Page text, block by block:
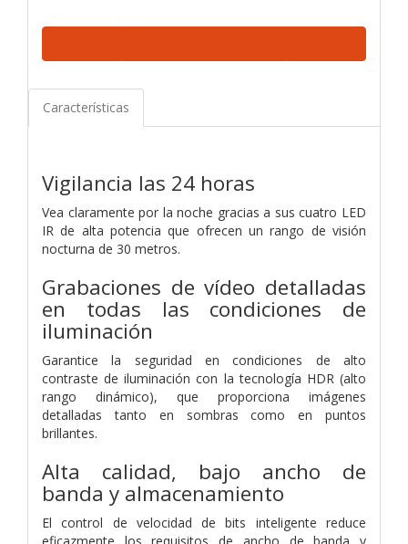
Características
Vigilancia las 24 horas
Vea claramente por la noche gracias a sus cuatro LED
IR de alta potencia que ofrecen un rango de visión
nocturna de 30 metros.
Grabaciones de vídeo detalladas
en todas las condiciones de
iluminación
Garantice la seguridad en condiciones de alto
contraste de iluminación con la tecnología HDR (alto
rango dinámico), que proporciona imágenes
detalladas tanto en sombras como en puntos
brillantes.
Alta calidad, bajo ancho de
banda y almacenamiento
El control de velocidad de bits inteligente reduce
eficazmente los requisitos de ancho de banda y